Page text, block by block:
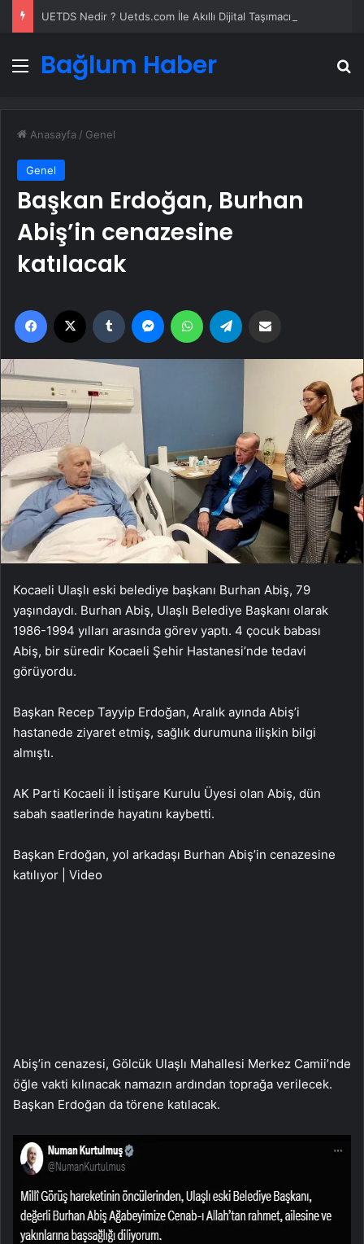
Menü
Bağlum Haber
Anasayfa / Genel
Genel
Başkan Erdoğan, Burhan
Abiş’in cenazesine
katılacak
Facebook Tumblr MessengerWhatsApp
Kocaeli Ulaşlı eski belediye başkanı Burhan Abiş, 79
yaşındaydı. Burhan Abiş, Ulaşlı Belediye Başkanı olarak
1986-1994 yılları arasında görev yaptı. 4 çocuk babası
Abiş, bir süredir Kocaeli Şehir Hastanesi’nde tedavi
görüyordu.
Başkan Recep Tayyip Erdoğan, Aralık ayında Abiş’i
hastanede ziyaret etmiş, sağlık durumuna ilişkin bilgi
almıştı.
AK Parti Kocaeli İl İstişare Kurulu Üyesi olan Abiş, dün
sabah saatlerinde hayatını kaybetti.
Başkan Erdoğan, yol arkadaşı Burhan Abiş’in cenazesine
katılıyor | Video
Abiş’in cenazesi, Gölcük Ulaşlı Mahallesi Merkez Camii’nde
öğle vakti kılınacak namazın ardından toprağa verilecek.
Başkan Erdoğan da törene katılacak.